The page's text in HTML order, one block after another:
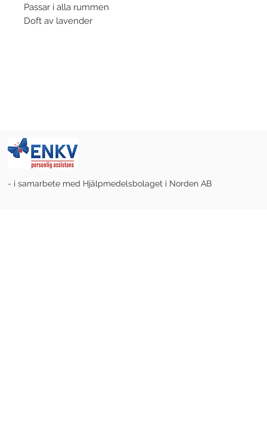
Passar i alla rummen
Doft av lavender
- i samarbete med Hjälpmedelsbolaget i Norden AB